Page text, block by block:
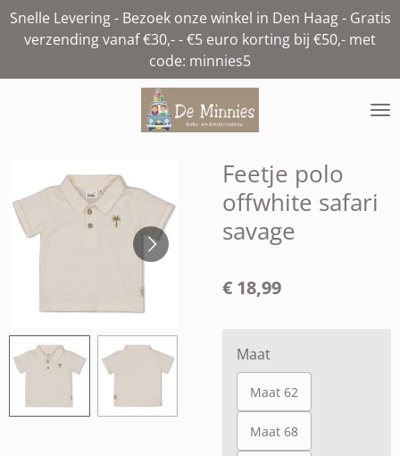
Ga
direct
de
Snelle Levering - Bezoek onze winkel in Den Haag - Gratis
verzending vanaf €30,- - €5 euro korting bij €50,- met
code: minnies5
Feetje polo
offwhite safari
savage
€ 18,99
Maat
Maat 62
Maat 68